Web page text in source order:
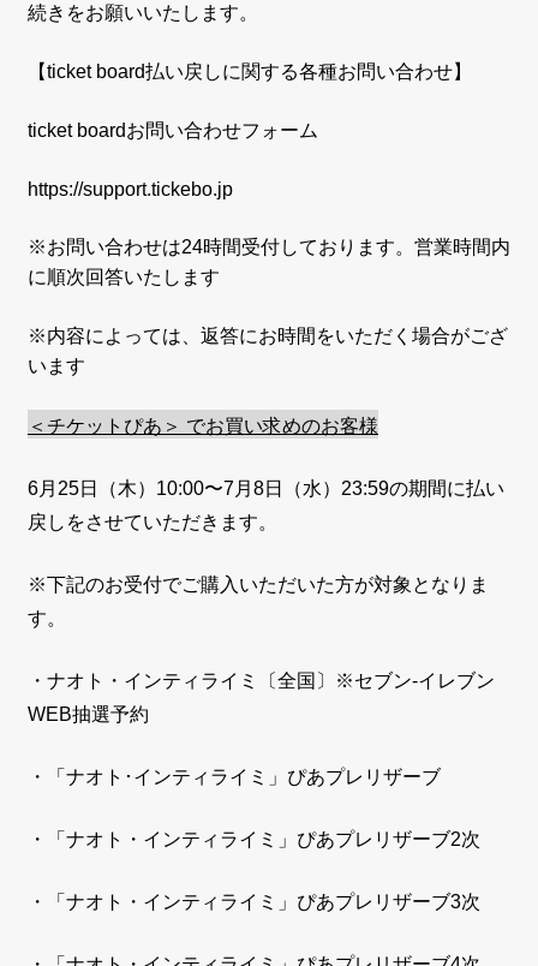
続きをお願いいたします。
【ticket board払い戻しに関する各種お問い合わせ】
ticket boardお問い合わせフォーム
https://support.tickebo.jp
※お問い合わせは24時間受付しております。営業時間内
に順次回答いたします
※内容によっては、返答にお時間をいただく場合がござ
います
＜チケットぴあ＞ でお買い求めのお客様
6月 25日（木） 10:00〜7月 8日（水） 23:59の期間に払い
戻しをさせていただきます。
※下記のお受付でご購入いただいた方が対象となりま
す。
・ナオト・インティライミ〔全国〕※セブン-イレブン
WEB抽選予約
・「ナオト･インティライミ」ぴあプレリザーブ
・「ナオト・インティライミ」ぴあプレリザーブ2次
・「ナオト・インティライミ」ぴあプレリザーブ3次